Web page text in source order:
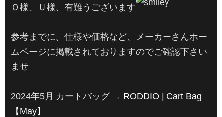
Ｏ様、Ｕ様、有難うございます
参考までに、仕様や価格など、メーカーさんホー
ムページに掲載されておりますのでご確認下さい
ませ
2024年5月 カートバッグ → RODDIO | Cart Bag
【May】